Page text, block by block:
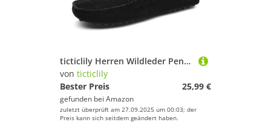
ticticlily Herren Wildleder Penny Loafers Gemütlich Fahrende Schuhe Mokassin Slippers Hausschuhe Pantoffeln A Schwarz 44 EU
von ticticlily
Bester Preis
25,99 €
gefunden bei Amazon
zuletzt überprüft am 27.09.2025 um 00:03; der
Preis kann sich seitdem geändert haben.